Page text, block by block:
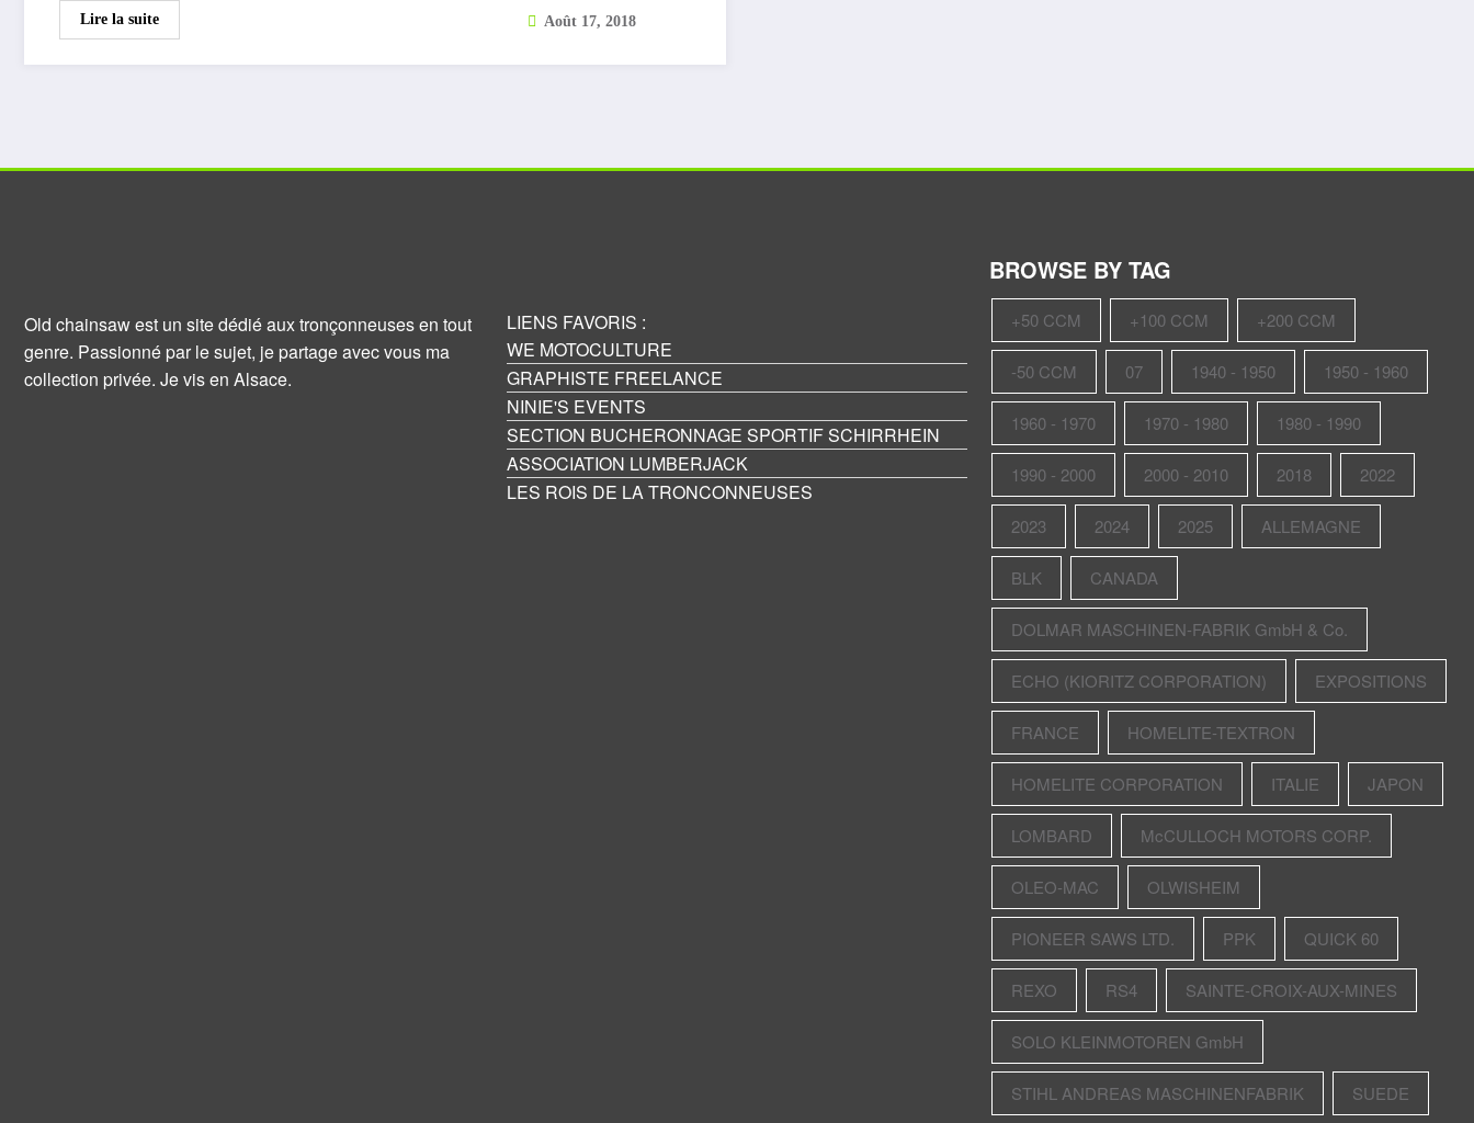
Lire la suite Août 17, 2018
Old chainsaw est un site dédié aux tronçonneuses en tout
genre. Passionné par le sujet, je partage avec vous ma
collection privée. Je vis en Alsace.
LIENS FAVORIS :
WE MOTOCULTURE
GRAPHISTE FREELANCE
NINIE'S EVENTS
SECTION BUCHERONNAGE SPORTIF SCHIRRHEIN
ASSOCIATION LUMBERJACK
LES ROIS DE LA TRONCONNEUSES
BROWSE BY TAG
+50 CCM +100 CCM +200 CCM
-50 CCM 07 1940 - 1950 1950 - 1960
1960 - 1970 1970 - 1980 1980 - 1990
1990 - 2000 2000 - 2010 2018 2022
2023 2024 2025 ALLEMAGNE
BLK CANADA
DOLMAR MASCHINEN-FABRIK GmbH & Co.
ECHO (KIORITZ CORPORATION) EXPOSITIONS
FRANCE HOMELITE-TEXTRON
HOMELITE CORPORATION ITALIE JAPON
LOMBARD McCULLOCH MOTORS CORP.
OLEO-MAC OLWISHEIM
PIONEER SAWS LTD. PPK QUICK 60
REXO RS4 SAINTE-CROIX-AUX-MINES
SOLO KLEINMOTOREN GmbH
STIHL ANDREAS MASCHINENFABRIK SUEDE